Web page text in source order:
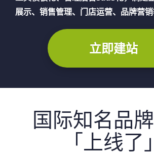
展示、销售管理、门店运营、品牌营销
立即建站
国际知名品
「上线了」